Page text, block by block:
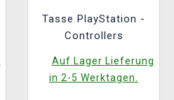
Tasse PlayStation -
Controllers
Auf Lager Lieferung
in 2-5 Werktagen.